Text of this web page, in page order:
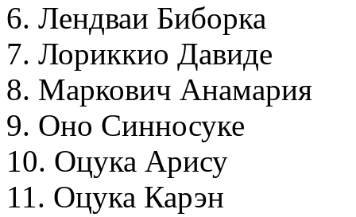
6. Лендваи Биборка
7. Лориккио Давиде
8. Маркович Анамария
9. Оно Синносуке
10. Оцука Арису
11. Оцука Карэн